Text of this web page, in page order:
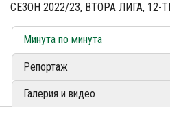
СЕЗОН 2022/23, ВТОРА ЛИГА, 12-
Минута по минута
Репортаж
Галерия и видео